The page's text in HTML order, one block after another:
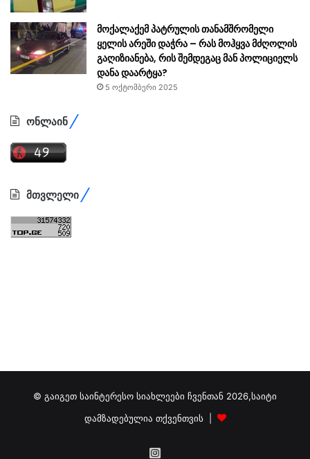
მოქალაქემ პატრულის თანამშრომელი
ყელის არეში დაჭრა – რას მოჰყვა მძღოლის
გაღიზიანება, რის შემდეგაც მან პოლიციელს
დანა დაარტყა?
5 ოქტომბერი 2025
ონლაინ
მთვლელი
© გაიგეთ საინტერესო სიახლეები ჩვენთან 2026,საიტი
დამზადებულია თქვენთვის |
გამოგვიწერეთ